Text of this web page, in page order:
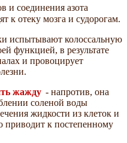
и соединения азота
к отеку мозга и судорогам.
испытывают колоссальную
функцией, в результате
и провоцирует
жажду - напротив, она
соленой воды
жидкости из клеток и
приводит к постепенному